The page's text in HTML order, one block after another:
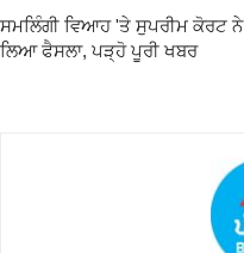
ਸਮਲਿੰਗੀ ਵਿਆਹ 'ਤੇ ਸੁਪਰੀਮ ਕੋਰਟ ਨੇ
ਲਿਆ ਫੈਸਲਾ, ਪੜ੍ਹੋ ਪੂਰੀ ਖਬਰ